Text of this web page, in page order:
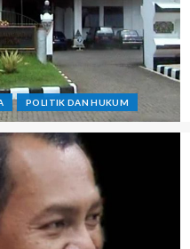
POLITIK DAN HUKUM